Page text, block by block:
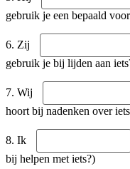
gebruik je een bepaald
6. Zij
gebruik je bij lijden aan
7. Wij
hoort bij nadenken over
8. Ik
bij helpen met iets?)